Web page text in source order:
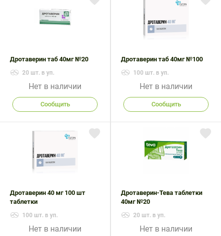
Дротаверин таб 40мг №20
20 шт. в уп.
Нет в наличии
Сообщить
Дротаверин таб 40мг №100
100 шт. в уп.
Нет в наличии
Сообщить
Дротаверин 40 мг 100 шт
таблетки
100 шт. в уп.
Нет в наличии
Дротаверин-Тева таблетки
40мг №20
20 шт. в уп.
Нет в наличии